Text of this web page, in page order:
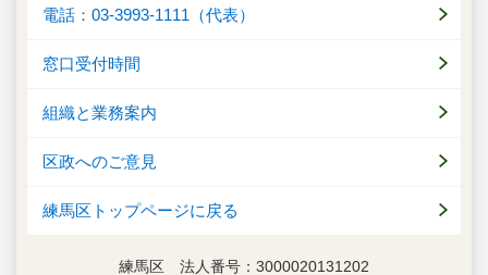
電話：03-3993-1111（代表）
窓口受付時間
組織と業務案内
区政へのご意見
練馬区トップページに戻る
練馬区 法人番号：3000020131202